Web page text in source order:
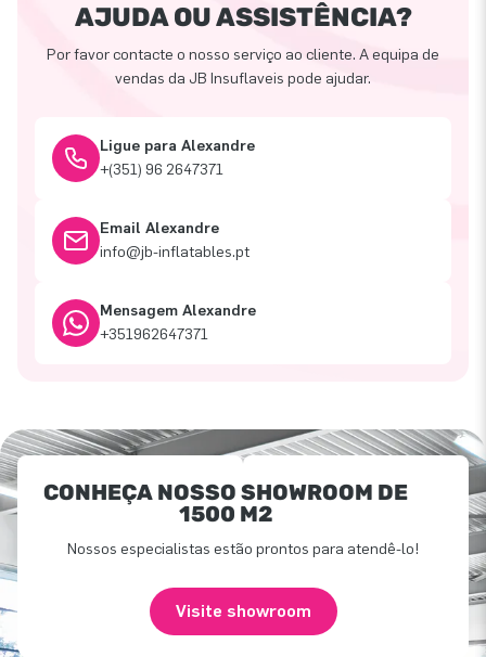
AJUDA OU ASSISTÊNCIA?
Por favor contacte o nosso serviço ao cliente. A equipa de
vendas da JB Insuflaveis pode ajudar.
Ligue para Alexandre
+(351) 96 2647371
Email Alexandre
info@jb-inflatables.pt
Mensagem Alexandre
+351962647371
CONHEÇA NOSSO SHOWROOM DE
1500 M2
Nossos especialistas estão prontos para atendê-lo!
Visite showroom